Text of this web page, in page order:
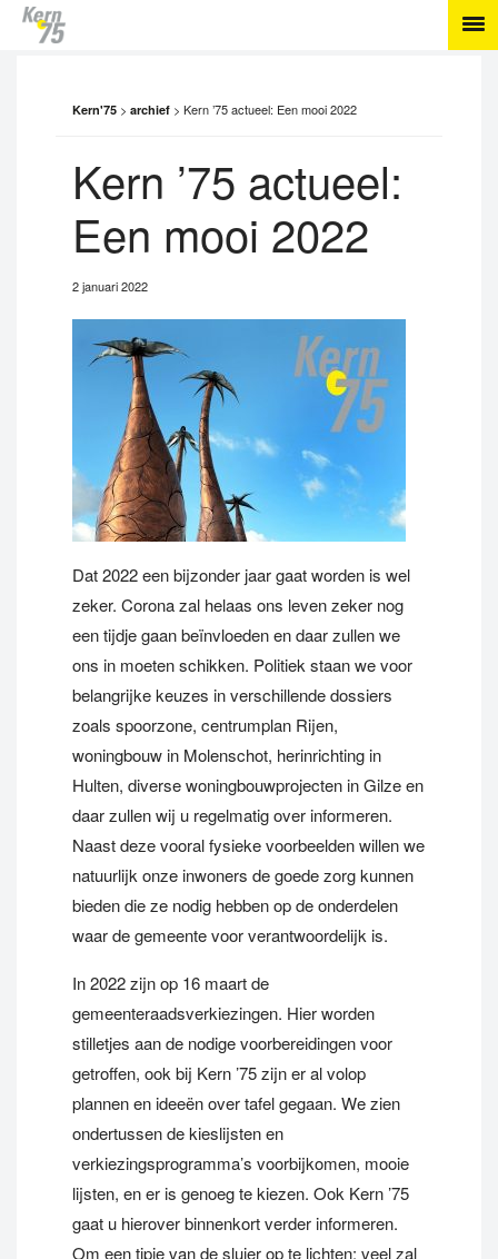
Kern'75 > archief > Kern ’75 actueel: Een mooi 2022
Kern ’75 actueel:
Een mooi 2022
2 januari 2022
Dat 2022 een bijzonder jaar gaat worden is wel
zeker. Corona zal helaas ons leven zeker nog
een tijdje gaan beïnvloeden en daar zullen we
ons in moeten schikken. Politiek staan we voor
belangrijke keuzes in verschillende dossiers
zoals spoorzone, centrumplan Rijen,
woningbouw in Molenschot, herinrichting in
Hulten, diverse woningbouwprojecten in Gilze en
daar zullen wij u regelmatig over informeren.
Naast deze vooral fysieke voorbeelden willen we
natuurlijk onze inwoners de goede zorg kunnen
bieden die ze nodig hebben op de onderdelen
waar de gemeente voor verantwoordelijk is.
In 2022 zijn op 16 maart de
gemeenteraadsverkiezingen. Hier worden
stilletjes aan de nodige voorbereidingen voor
getroffen, ook bij Kern ’75 zijn er al volop
plannen en ideeën over tafel gegaan. We zien
ondertussen de kieslijsten en
verkiezingsprogramma’s voorbijkomen, mooie
lijsten, en er is genoeg te kiezen. Ook Kern ’75
gaat u hierover binnenkort verder informeren.
Om een tipje van de sluier op te lichten: veel zal